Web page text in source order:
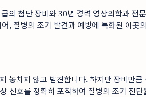
의 첨단 장비와 30년 경력 영상의학과 전
, 질병의 조기 발견과 예방에 특화된 이곳
놓치지 않고 발견합니다. 하지만 장비만큼
신호를 정확히 포착하여 질병의 조기 진